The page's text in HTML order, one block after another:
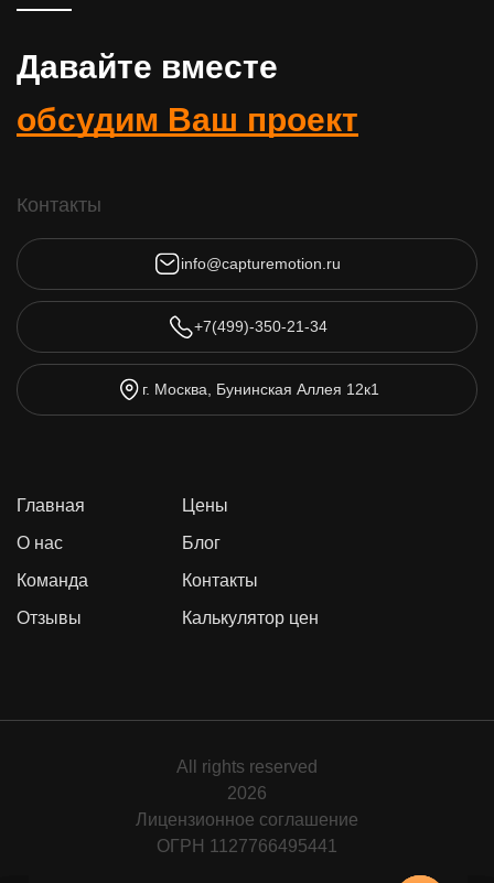
Давайте вместе
обсудим Ваш проект
Контакты
info@capturemotion.ru
+7(499)-350-21-34
г. Москва, Бунинская Аллея 12к1
Главная
О нас
Команда
Отзывы
Цены
Блог
Контакты
Калькулятор цен
All rights reserved
2026
Лицензионное соглашение
ОГРН 1127766495441